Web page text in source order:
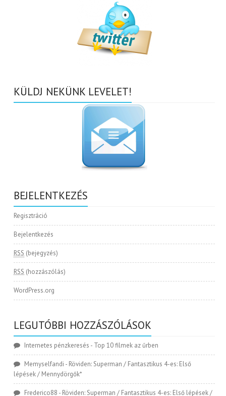
KÜLDJ NEKÜNK LEVELET!
BEJELENTKEZÉS
Regisztráció
Bejelentkezés
RSS (bejegyzés)
RSS (hozzászólás)
WordPress.org
LEGUTÓBBI HOZZÁSZÓLÁSOK
Internetes pénzkeresés - Top 10 filmek az űrben
Memyselfandi - Röviden: Superman / Fantasztikus 4-es: Első
lépések / Mennydörgők*
Frederico88 - Röviden: Superman / Fantasztikus 4-es: Első lépések /